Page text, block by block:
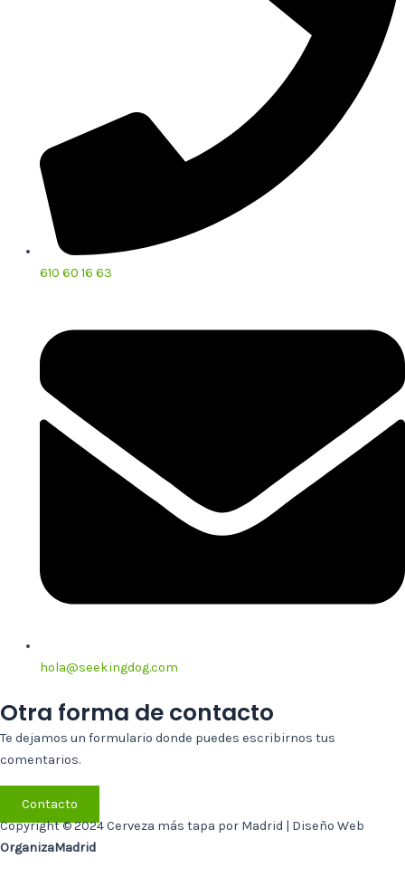
610 60 16 63
hola@seekingdog.com
Otra forma de contacto
Te dejamos un formulario donde puedes escribirnos tus
comentarios.
Contacto
Copyright © 2024 Cerveza más tapa por Madrid | Diseño Web
OrganizaMadrid